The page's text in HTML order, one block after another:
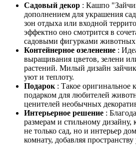
Садовый декор : Кашпо
дополнением для украшения
зон отдыха или входной
эффектно оно смотрится в
садовыми фигурками животных
Контейнерное озеленение :
выращивания цветов, зелени
растений. Милый дизайн
уют и теплоту.
Подарок : Такое оригинальное
подарком для любителей
ценителей необычных
Интерьерное решение :
размерам и стильному
не только сад, но и интерьер
комнату, добавляя